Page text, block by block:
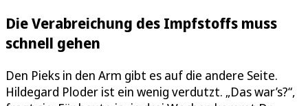
Die Verabreichung des Impfstoffs muss
schnell gehen
Den Pieks in den Arm gibt es auf die andere Seite.
Hildegard Ploder ist ein wenig verdutzt. „Das war’s?“,